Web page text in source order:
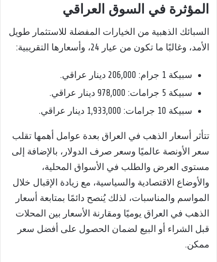
المؤثرة في السوق العراقي
السبائك الذهبية من الخيارات المفضلة للاستثمار طويل
الأمد، وغالبًا ما تكون من عيار 24، وأسعارها التقريبية:
سبيكة 1 جرام: 206,000 دينار عراقي.
سبيكة 5 جرامات: 978,000 دينار عراقي.
سبيكة 10 جرامات: 1,933,000 دينار عراقي.
تتأثر أسعار الذهب في العراق بعدة عوامل أهمها تقلب
سعر الأونصة عالميًا وسعر صرف الدولار، بالإضافة إلى
مستوى العرض والطلب في الأسواق المحلية،
والأوضاع الاقتصادية والسياسية، مع زيادة الإقبال خلال
المواسم والمناسبات، لذلك يُنصح دائمًا بمتابعة أسعار
الذهب في العراق يوميًا ومقارنة الأسعار بين المحلات
قبل الشراء أو البيع لضمان الحصول على أفضل سعر
ممكن.